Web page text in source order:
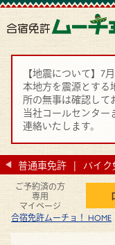
【地震について】7
本地方を震源とする
所の無事は確認して
当社コールセンター
連絡いたします。
普通車免許 バイ
ご予約済の方
専用
マイページ
合宿免許ムーチョ！ HOME